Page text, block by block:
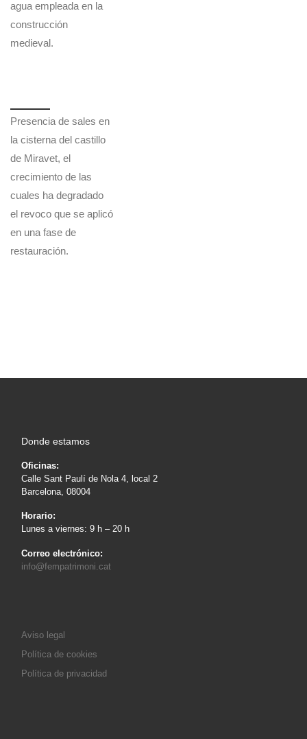
agua empleada en la
construcción
medieval.
Presencia de sales en
la cisterna del castillo
de Miravet, el
crecimiento de las
cuales ha degradado
el revoco que se aplicó
en una fase de
restauración.
Donde estamos
Oficinas:
Calle Sant Paulí de Nola 4, local 2
Barcelona, 08004
Horario:
Lunes a viernes: 9 h – 20 h
Correo electrónico:
info@fempatrimoni.cat
Aviso legal
Política de cookies
Política de privacidad